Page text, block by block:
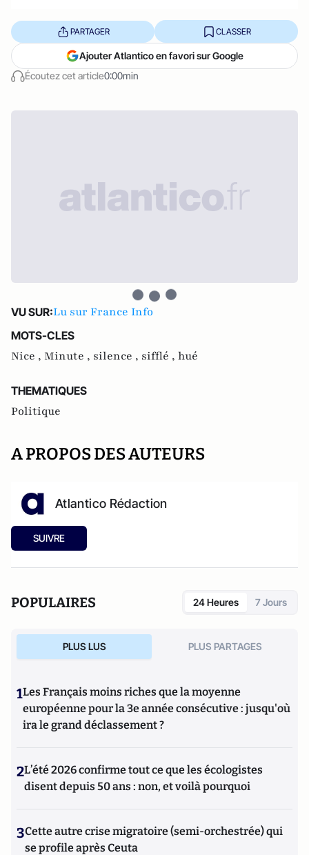
Écoutez cet article0:00min
PARTAGER CLASSER
Ajouter Atlantico en favori sur Google
VU SUR:Lu sur France Info
MOTS-CLES
Nice , Minute , silence , sifflé , hué
THEMATIQUES
Politique
A PROPOS DES AUTEURS
Atlantico Rédaction
SUIVRE
POPULAIRES 24 Heures 7 Jours
PLUS LUS PLUS PARTAGES
1Les Français moins riches que la moyenne
européenne pour la 3e année consécutive : jusqu'où
ira le grand déclassement ?
2L’été 2026 confirme tout ce que les écologistes
disent depuis 50 ans : non, et voilà pourquoi
3Cette autre crise migratoire (semi-orchestrée) qui
se profile après Ceuta